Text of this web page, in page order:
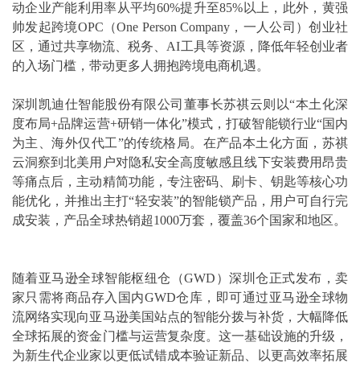
动企业产能利用率从平均60%提升至85%以上，此外，黄强
帅发起跨境OPC（One Person Company，一人公司）创业社
区，通过共享物流、税务、AI工具等资源，降低年轻创业者
的入场门槛，带动更多人拥抱跨境电商机遇。
深圳凯迪仕智能股份有限公司董事长苏祺云则以“本土化深
度布局+品牌运营+研销一体化”模式，打破智能锁行业“国内
为主、海外仅代工”的传统格局。在产品本土化方面，苏祺
云洞察到北美用户对隐私安全高度敏感且线下安装费用昂贵
等痛点后，主动精简功能，专注密码、刷卡、钥匙等核心功
能优化，并推出主打“轻安装”的智能锁产品，用户可自行完
成安装，产品全球热销超1000万套，覆盖36个国家和地区。
随着亚马逊全球智能枢纽仓（GWD）深圳仓正式发布，卖
家只需将商品存入国内GWD仓库，即可通过亚马逊全球物
流网络实现向亚马逊美国站点的智能分拨与补货，大幅降低
全球拓展的资金门槛与运营复杂度。这一基础设施的升级，
为新生代企业家以更低试错成本验证新品、以更高效率拓展